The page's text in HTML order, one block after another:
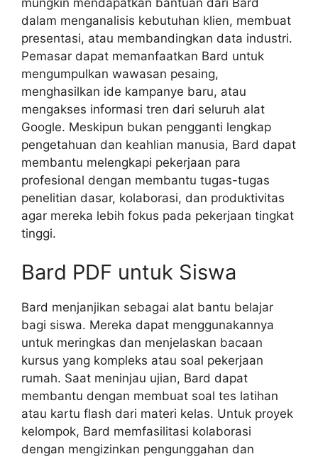
dalam menganalisis kebutuhan klien, membuat
presentasi, atau membandingkan data industri.
Pemasar dapat memanfaatkan Bard untuk
mengumpulkan wawasan pesaing,
menghasilkan ide kampanye baru, atau
mengakses informasi tren dari seluruh alat
Google. Meskipun bukan pengganti lengkap
pengetahuan dan keahlian manusia, Bard dapat
membantu melengkapi pekerjaan para
profesional dengan membantu tugas-tugas
penelitian dasar, kolaborasi, dan produktivitas
agar mereka lebih fokus pada pekerjaan tingkat
tinggi.
Bard PDF untuk Siswa
Bard menjanjikan sebagai alat bantu belajar
bagi siswa. Mereka dapat menggunakannya
untuk meringkas dan menjelaskan bacaan
kursus yang kompleks atau soal pekerjaan
rumah. Saat meninjau ujian, Bard dapat
membantu dengan membuat soal tes latihan
atau kartu flash dari materi kelas. Untuk proyek
kelompok, Bard memfasilitasi kolaborasi
dengan mengizinkan pengunggahan dan